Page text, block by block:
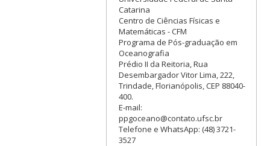
Catarina
Centro de Ciências Físicas e
Matemáticas - CFM
Programa de Pós-graduação em
Oceanografia
Prédio II da Reitoria, Rua
Desembargador Vitor Lima, 222,
Trindade, Florianópolis, CEP 88040-
400.
E-mail:
ppgoceano@contato.ufsc.br
Telefone e WhatsApp: (48) 3721-
3527